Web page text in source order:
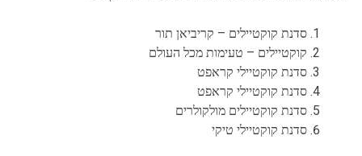
סדנת קוקטיילים – קריביאן תור
קוקטיילים – טעימות מכל העולם
סדנת קוקטיילי קראפט
סדנת קוקטיילי קראפט
סדנת קוקטיילים מולקולרים
סדנת קוקטיילי טיקי